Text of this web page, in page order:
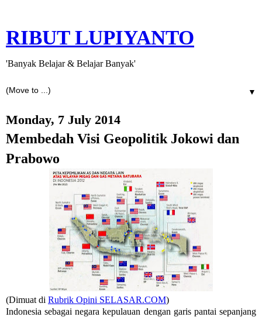
RIBUT LUPIYANTO
'Banyak Belajar & Belajar Banyak'
▼
Monday, 7 July 2014
Membedah Visi Geopolitik Jokowi dan
Prabowo
(Dimuat di Rubrik Opini SELASAR.COM)
Indonesia sebagai negara kepulauan dengan garis pantai sepanjang